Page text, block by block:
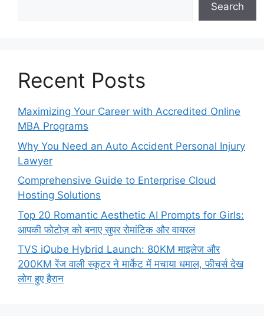
Search
Recent Posts
Maximizing Your Career with Accredited Online
MBA Programs
Why You Need an Auto Accident Personal Injury
Lawyer
Comprehensive Guide to Enterprise Cloud
Hosting Solutions
Top 20 Romantic Aesthetic AI Prompts for Girls:
आपकी फोटोज़ को बनाए सुपर रोमांटिक और वायरल
TVS iQube Hybrid Launch: 80KM माइलेज और
200KM रेंज वाली स्कूटर ने मार्केट में मचाया धमाल, फीचर्स देख
लोग हुए हैरान